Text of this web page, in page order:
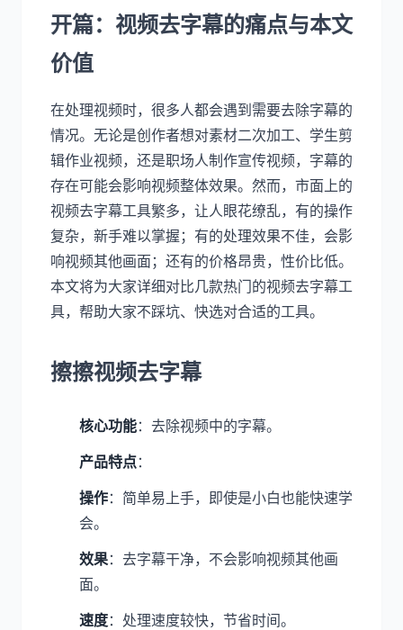
开篇：视频去字幕的痛点与本文
价值
在处理视频时，很多人都会遇到需要去除字幕的
情况。无论是创作者想对素材二次加工、学生剪
辑作业视频，还是职场人制作宣传视频，字幕的
存在可能会影响视频整体效果。然而，市面上的
视频去字幕工具繁多，让人眼花缭乱，有的操作
复杂，新手难以掌握；有的处理效果不佳，会影
响视频其他画面；还有的价格昂贵，性价比低。
本文将为大家详细对比几款热门的视频去字幕工
具，帮助大家不踩坑、快选对合适的工具。
擦擦视频去字幕
核心功能：去除视频中的字幕。
产品特点：
操作：简单易上手，即使是小白也能快速学
会。
效果：去字幕干净，不会影响视频其他画
面。
速度：处理速度较快，节省时间。